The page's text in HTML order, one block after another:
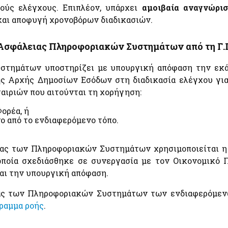
Εκτιμήσεις Τιμών Ζώνης ΑΠΑΑ
Μητρώο Αξιών Μεταβιβάσεων Ακινήτων
e-
Ηλεκτρονική Πλατφόρμα Προστασίας Κύριας
Κατοικίας
Εκτιμήσεις Τιμών Ζώνης ΑΠΑΑ
Πλατφόρμα δήλωσης διόρθωσης τ.μ. ακινήτων προς
τους ΟΤΑ
Προστασία Κύριας Κατοικίας πληγέντων Κορωνοιού
Υποβολή δήλωσης "ΠΟΘΕΝ ΕΣΧΕΣ"
Λοιπές Υπηρεσίες
ελέγχους. Επιπλέον, υπάρχει αμοιβαία
αποφυγή χρονοβόρων διαδικασιών.
Πληροφοριακών Συστημάτων από τη
υποστηρίζει με υπουργική απόφαση την
Αρχής Δημοσίων Εσόδων στη διαδικασία ελέγχου
που αιτούνται τη χορήγηση:
ή
από το ενδιαφερόμενο τόπο.
των Πληροφοριακών Συστημάτων χρησιμοποιείται
σχεδιάσθηκε σε συνεργασία με τον Οικονομικό
την υπουργική απόφαση.
των Πληροφοριακών Συστημάτων των
ροής.